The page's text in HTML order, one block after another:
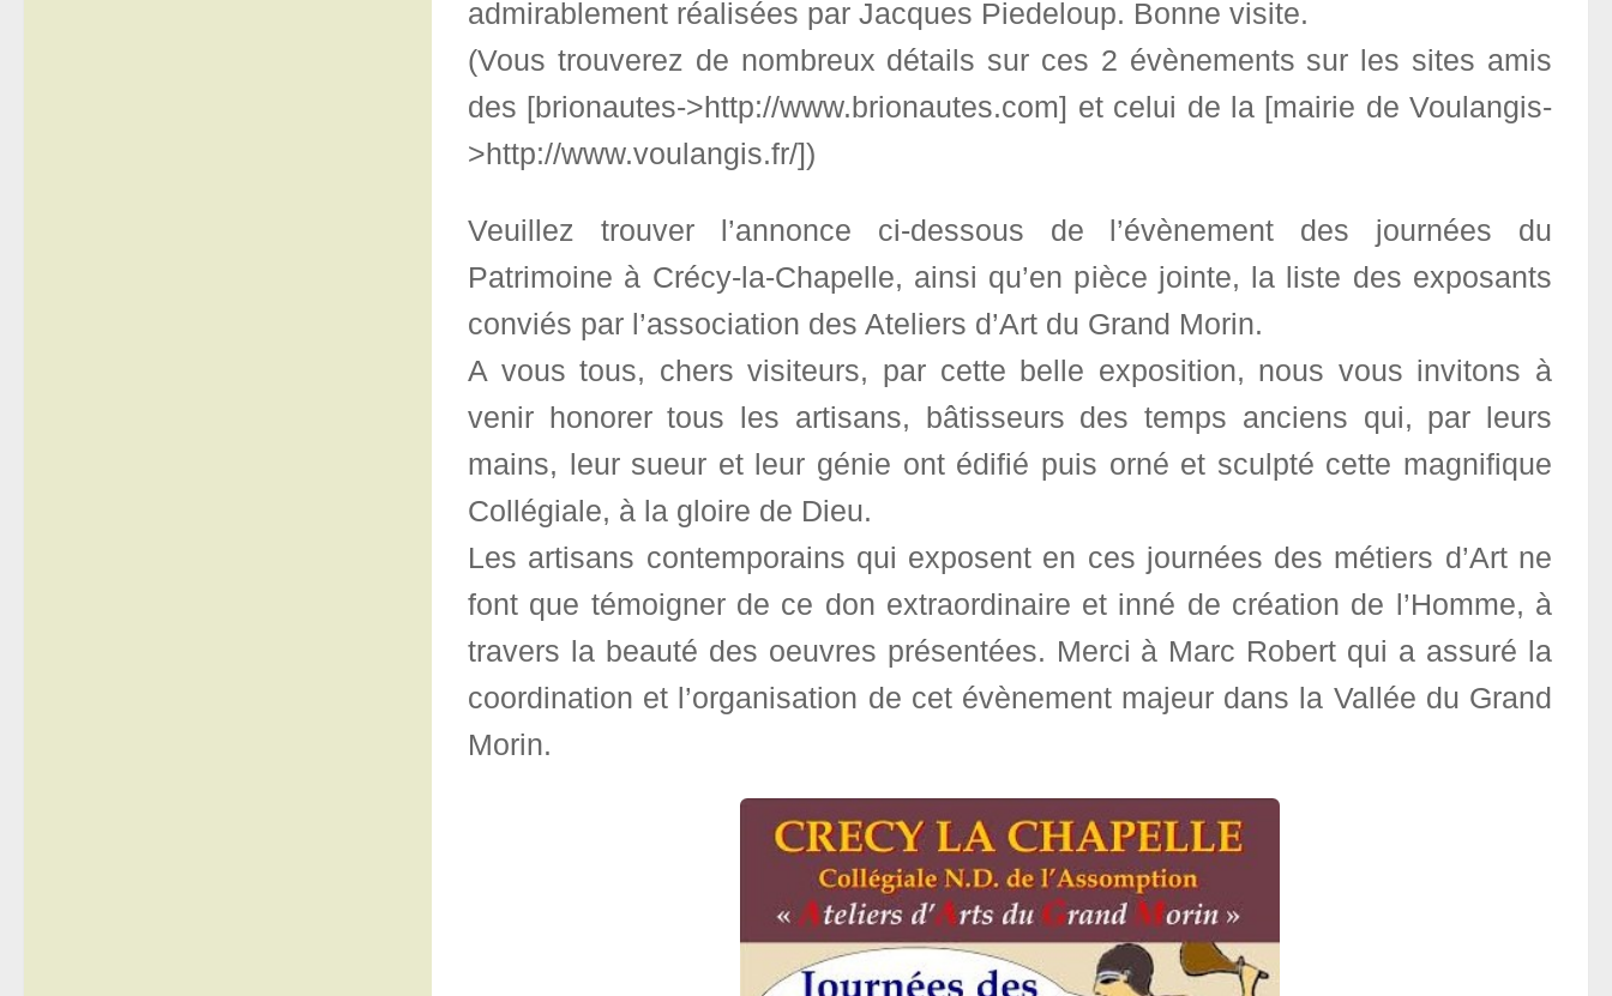
admirablement réalisées par Jacques Piedeloup. Bonne visite.
(Vous trouverez de nombreux détails sur ces 2 évènements sur les sites amis
des [brionautes->http://www.brionautes.com] et celui de la [mairie de Voulangis-
>http://www.voulangis.fr/])
Veuillez trouver l’annonce ci-dessous de l’évènement des journées du
Patrimoine à Crécy-la-Chapelle, ainsi qu’en pièce jointe, la liste des exposants
conviés par l’association des Ateliers d’Art du Grand Morin.
A vous tous, chers visiteurs, par cette belle exposition, nous vous invitons à
venir honorer tous les artisans, bâtisseurs des temps anciens qui, par leurs
mains, leur sueur et leur génie ont édifié puis orné et sculpté cette magnifique
Collégiale, à la gloire de Dieu.
Les artisans contemporains qui exposent en ces journées des métiers d’Art ne
font que témoigner de ce don extraordinaire et inné de création de l’Homme, à
travers la beauté des oeuvres présentées. Merci à Marc Robert qui a assuré la
coordination et l’organisation de cet évènement majeur dans la Vallée du Grand
Morin.